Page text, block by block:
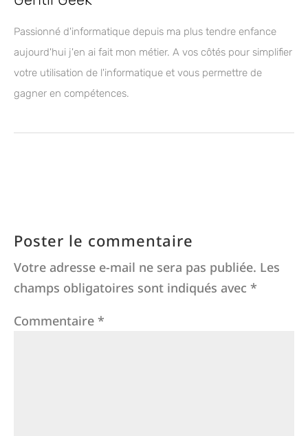
Passionné d'informatique depuis ma plus tendre enfance
aujourd'hui j'en ai fait mon métier. A vos côtés pour simplifier
votre utilisation de l'informatique et vous permettre de
gagner en compétences.
Poster le commentaire
Votre adresse e-mail ne sera pas publiée. Les
champs obligatoires sont indiqués avec *
Commentaire *